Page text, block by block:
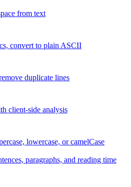
from text
convert to plain ASCII
duplicate lines
client-side analysis
lowercase, or camelCase
paragraphs, and reading time